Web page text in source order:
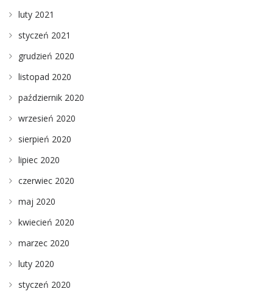
luty 2021
styczeń 2021
grudzień 2020
listopad 2020
październik 2020
wrzesień 2020
sierpień 2020
lipiec 2020
czerwiec 2020
maj 2020
kwiecień 2020
marzec 2020
luty 2020
styczeń 2020